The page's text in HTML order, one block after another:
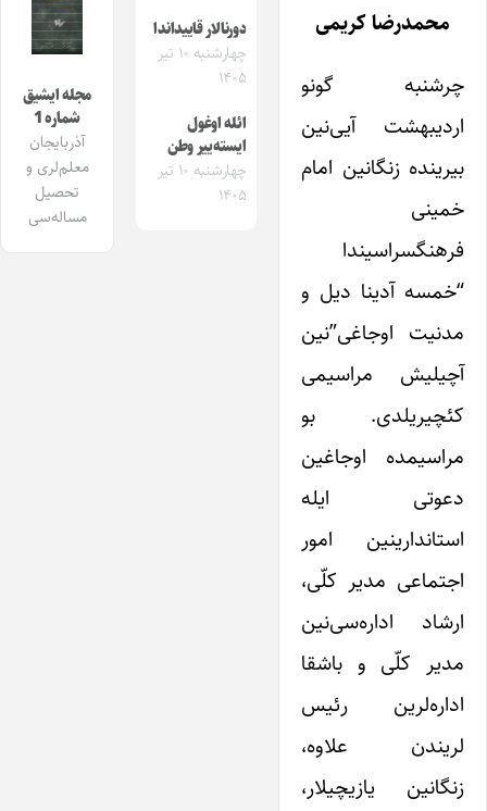
محمدرضا کریمی
چرشنبه گونو
اردیبهشت آیی‌نین
بیرینده زنگانین امام
خمینی
فرهنگسراسیندا
“خمسه آدینا دیل و
مدنیت اوجاغی”‌نین
آچیلیش مراسیمی
کئچیریلدی. بو
مراسیمده اوجاغین
دعوتی ایله
استاندارینین امور
اجتماعی مدیر کلّی،
ارشاد اداره‌سی‌نین
مدیر کلّی و باشقا
اداره‌لرین رئیس
لریندن علاوه،
زنگانین یازیچیلار،
دورنالار قاییداندا
چهارشنبه ۱۰ تیر
۱۴۰۵
ائله اوغول
ایسته‌ییر وطن
چهارشنبه ۱۰ تیر
۱۴۰۵
مجله ایشیق
شماره 1
آذربایجان
معلم‌لری و
تحصیل
مساله‌سی